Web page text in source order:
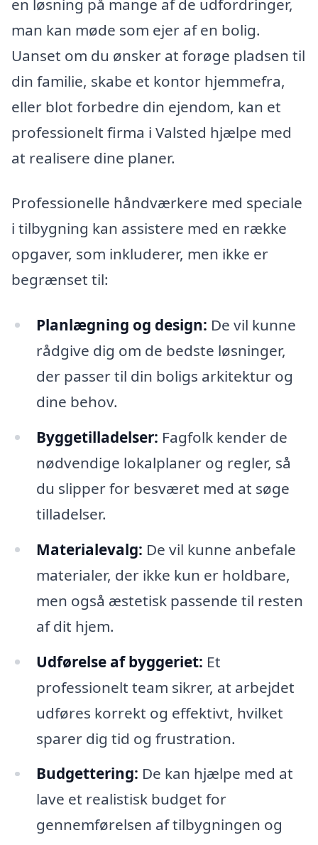
en løsning på mange af de udfordringer,
man kan møde som ejer af en bolig.
Uanset om du ønsker at forøge pladsen til
din familie, skabe et kontor hjemmefra,
eller blot forbedre din ejendom, kan et
professionelt firma i Valsted hjælpe med
at realisere dine planer.
Professionelle håndværkere med speciale
i tilbygning kan assistere med en række
opgaver, som inkluderer, men ikke er
begrænset til:
Planlægning og design: De vil kunne
rådgive dig om de bedste løsninger,
der passer til din boligs arkitektur og
dine behov.
Byggetilladelser: Fagfolk kender de
nødvendige lokalplaner og regler, så
du slipper for besværet med at søge
tilladelser.
Materialevalg: De vil kunne anbefale
materialer, der ikke kun er holdbare,
men også æstetisk passende til resten
af dit hjem.
Udførelse af byggeriet: Et
professionelt team sikrer, at arbejdet
udføres korrekt og effektivt, hvilket
sparer dig tid og frustration.
Budgettering: De kan hjælpe med at
lave et realistisk budget for
gennemførelsen af tilbygningen og